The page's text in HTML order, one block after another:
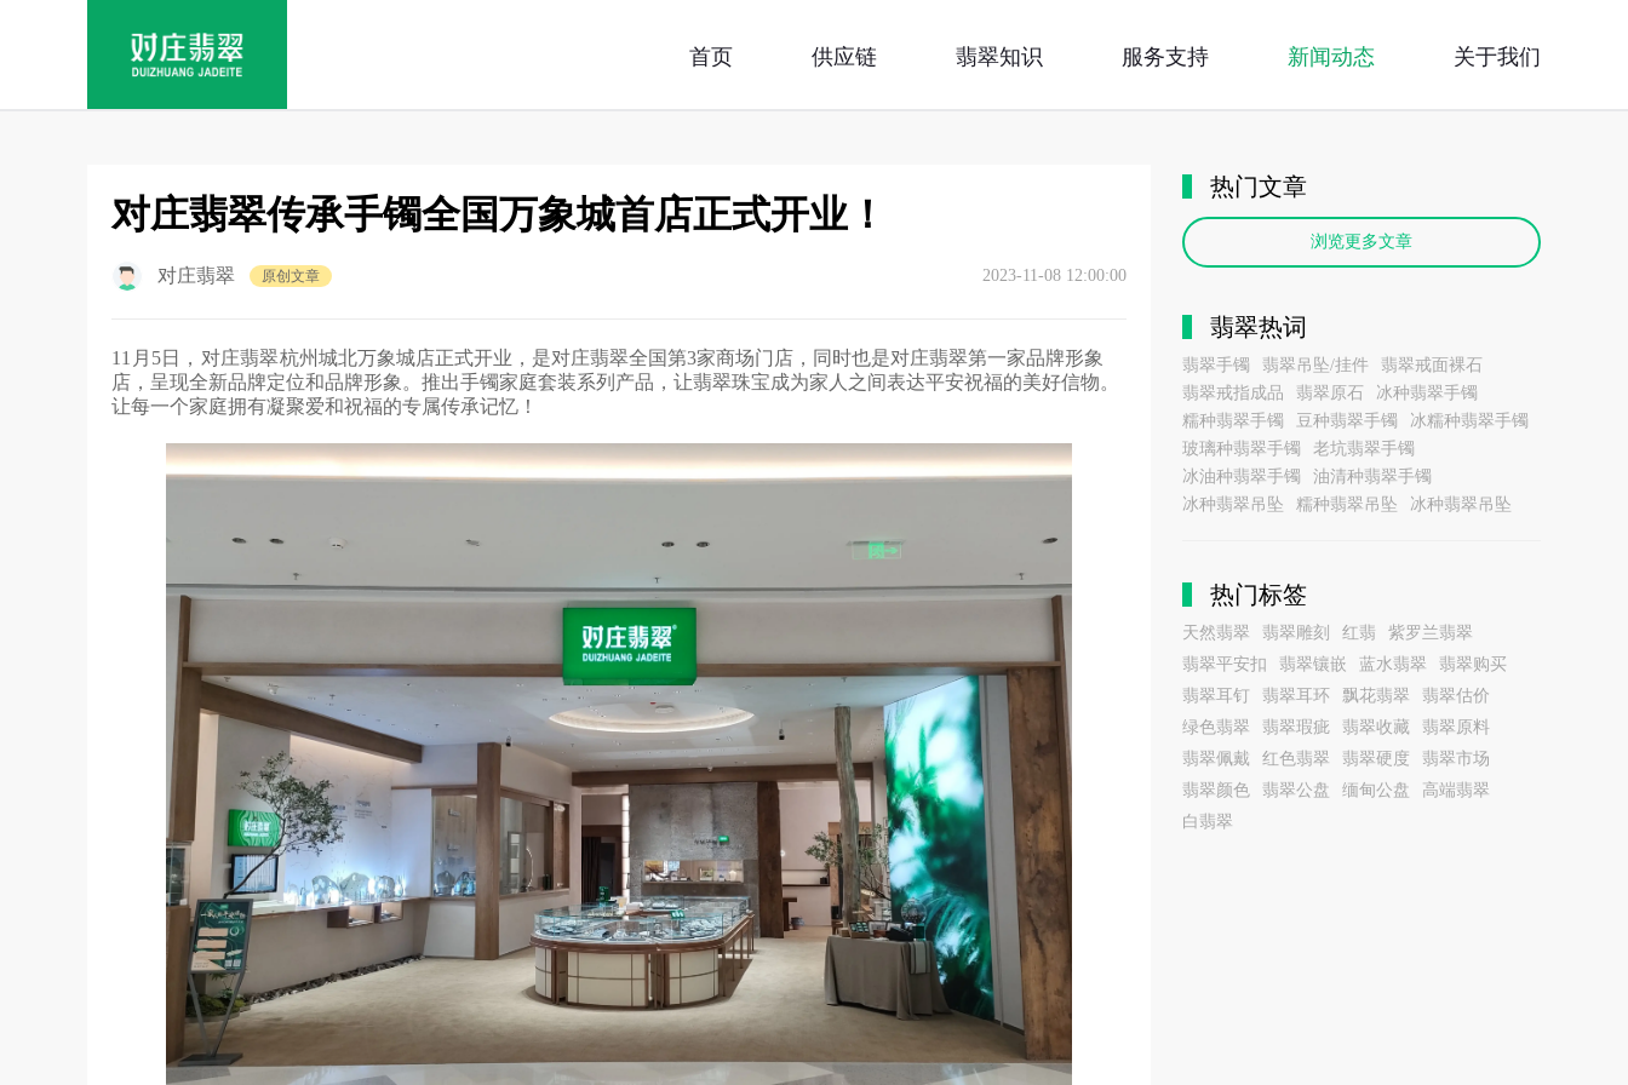
首页 供应链 翡翠知识 服务支持 新闻动态 关于我们
对庄翡翠传承手镯全国万象城首店正式开业！
对庄翡翠 原创文章 2023-11-08 12:00:00
11月5日，对庄翡翠杭州城北万象城店正式开业， 是对庄翡翠全国第3家商场门店，同时也是对庄翡翠第一家品牌形象
店，呈现全新品牌定位和品牌形象。推出手镯家庭套装系列产品，让翡翠珠宝成为家人之间表达平安祝福的美好信物。
让每一个家庭拥有凝聚爱和祝福的专属传承记忆！
热门文章
浏览更多文章
翡翠热词
翡翠手镯 翡翠吊坠/挂件
翡翠戒面裸石
翡翠戒指成品
翡翠原石
冰种翡翠手镯
糯种翡翠手镯
豆种翡翠手镯
冰糯种翡翠手镯
玻璃种翡翠手镯
老坑翡翠手镯
冰油种翡翠手镯
油清种翡翠手镯
冰种翡翠吊坠
糯种翡翠吊坠 冰种翡翠吊坠
热门标签
天然翡翠 翡翠雕刻 红翡
紫罗兰翡翠
翡翠平安扣
翡翠镶嵌 蓝水翡翠
翡翠购买
翡翠耳钉
翡翠耳环 飘花翡翠
翡翠估价
绿色翡翠
翡翠瑕疵 翡翠收藏
翡翠原料
翡翠佩戴
红色翡翠 翡翠硬度
翡翠市场
翡翠颜色
翡翠公盘 缅甸公盘
高端翡翠
白翡翠